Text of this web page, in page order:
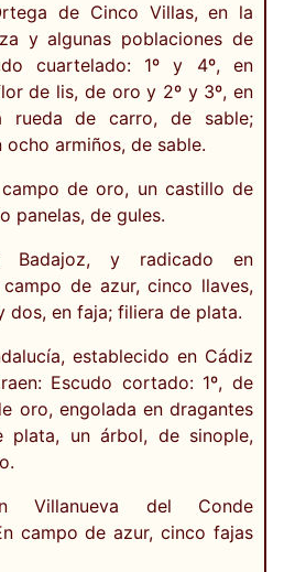
de Cinco Villas, en la
y algunas poblaciones de
cuartelado: 1º y 4º, en
de lis, de oro y 2º y 3º, en
rueda de carro, de sable;
armiños, de sable.
de oro, un castillo de
panelas, de gules.
Badajoz, y radicado en
campo de azur, cinco llaves,
dos, en faja; filiera de plata.
establecido en Cádiz
Escudo cortado: 1º, de
oro, engolada en dragantes
plata, un árbol, de sinople,
Villanueva del Conde
campo de azur, cinco fajas